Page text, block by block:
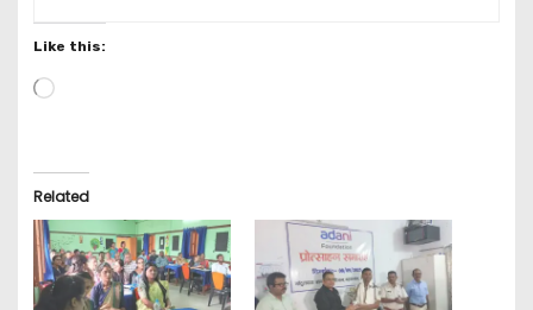
Like this:
L
i
n
g
…
Related